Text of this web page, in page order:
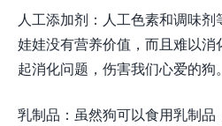
人工添加剂：人工色素和调味
娃娃没有营养价值，而且难以消
起消化问题，伤害我们心爱的狗。
乳制品：虽然狗可以食用乳制